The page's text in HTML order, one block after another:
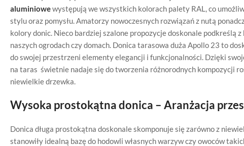
aluminiowewystępują we wszystkich kolorach palety RAL, co
stylu oraz pomysłu. Amatorzy nowoczesnych rozwiązań z nutą
kolory donic. Nieco bardziej szalone propozycje doskonale podkreślą
naszych ogrodach czy domach. Donica tarasowa duża Apollo 23 to
do swojej przestrzeni elementy elegancji i funkcjonalności. Dzięki
na taras świetnie nadaje się do tworzenia różnorodnych kompozycji
niewielkie drzewka.
Wysoka prostokątna donica – Aranżacja
Donica długa prostokątna doskonale skomponuje się zarówno z
stanowiły idealną bazę do hodowli własnych warzyw czy owoców